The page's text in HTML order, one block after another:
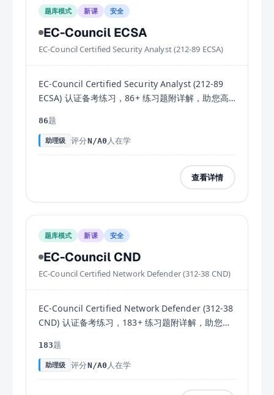
题库模式 新课 安全
EC-Council ECSA
EC-Council Certified Security Analyst (212-89 ECSA)
EC-Council Certified Security Analyst (212-89
ECSA) 认证备考练习，86+ 练习题附详解，助您高
86题
助理级 评分N/A0 人在学
查看详情
题库模式 新课 安全
EC-Council CND
EC-Council Certified Network Defender (312-38 CND)
EC-Council Certified Network Defender (312-38
CND) 认证备考练习，183+ 练习题附详解，助您高
183题
助理级 评分N/A0 人在学